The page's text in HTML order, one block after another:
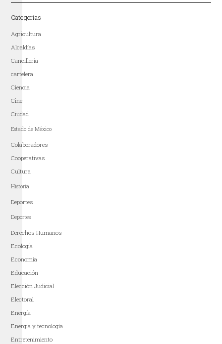
Categorías
Agricultura
Alcaldías
Cancillería
cartelera
Ciencia
Cine
Ciudad
Estado de México
Colaboradores
Cooperativas
Cultura
Historia
Deportes
Deportes
Derechos Humanos
Ecología
Economía
Educación
Elección Judicial
Electoral
Energía
Energía y tecnología
Entretenimiento